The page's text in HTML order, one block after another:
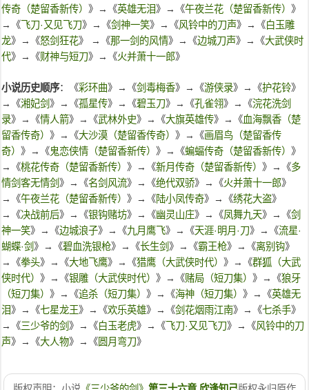
传奇（楚留香新传） 》→《英雄无泪》→《午夜兰花（楚留香新传） 》
→《飞刀·又见飞刀》→《剑神一笑》→《风铃中的刀声》→《白玉雕
龙》→《怒剑狂花》 →《那一剑的风情》→《边城刀声》→《大武侠时
代》→《财神与短刀》→《火并萧十一郎》
小说历史顺序：《彩环曲》→《剑毒梅香》→《游侠录》→《护花铃》
→《湘妃剑 》→《孤星传》→《碧玉刀》→《孔雀翎》→《浣花洗剑
录》→《情人箭》→《武林外史》→《大旗英雄传》→《血海飘香（楚
留香传奇） 》→《大沙漠（楚留香传奇） 》→《画眉鸟（楚留香传
奇） 》→《鬼恋侠情（楚留香新传） 》→《蝙蝠传奇（楚留香新传） 》
→《桃花传奇（楚留香新传） 》→《新月传奇（楚留香新传） 》→《多
情剑客无情剑 》→《名剑风流》→《绝代双骄》→《火并萧十一郎》
→《午夜兰花（楚留香新传） 》→《陆小凤传奇》→《绣花大盗》
→《决战前后》→《银钩赌坊》→《幽灵山庄》→《凤舞九天》→《剑
神一笑》→《边城浪子》→《九月鹰飞》→《天涯·明月·刀》→《流星·
蝴蝶·剑 》→《碧血洗银枪》→《长生剑 》→《霸王枪》→《离别钩》
→《拳头》→《大地飞鹰》→《猎鹰（大武侠时代） 》→《群狐（大武
侠时代） 》→《银雕（大武侠时代） 》→《赌局（短刀集） 》→《狼牙
（短刀集） 》→《追杀（短刀集） 》→《海神（短刀集） 》→《英雄无
泪》→《七星龙王》→《欢乐英雄》→《剑花烟雨江南》→《七杀手》
→《三少爷的剑 》→《白玉老虎》→《飞刀·又见飞刀》→《风铃中的刀
声》→《大人物》→《 圆月弯刀》